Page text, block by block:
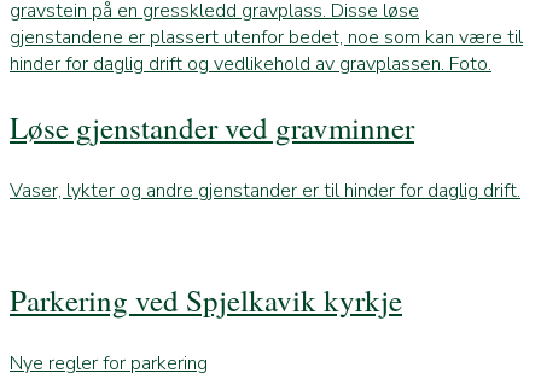
Løse gjenstander ved gravminner
Vaser, lykter og andre gjenstander er til hinder for daglig drift.
Parkering ved Spjelkavik kyrkje
Nye regler for parkering